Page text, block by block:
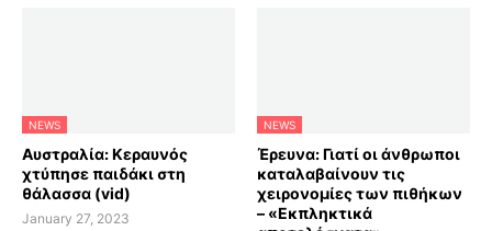
NEWS
Αυστραλία: Κεραυνός
χτύπησε παιδάκι στη
θάλασσα (vid)
January 27, 2023
NEWS
Έρευνα: Γιατί οι άνθρωποι
καταλαβαίνουν τις
χειρονομίες των πιθήκων
– «Εκπληκτικά